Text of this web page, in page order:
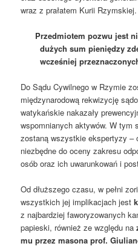
wraz z prałatem Kurii Rzymskiej.
Przedmiotem pozwu jest
dużych sum pieniędzy
wcześniej
Do Sądu Cywilnego w Rzymie
międzynarodową rekwizycję
watykańskie nakazały
wspomnianych aktywów. W tym
zostaną wszystkie ekspertyzy
niezbędne do oceny zakresu
osób oraz ich uwarunkowań i
Od dłuższego czasu, w pełni
wszystkich jej implikacjach jest
z najbardziej faworyzowanych
papieski, również ze względu na
mu przez masona prof.